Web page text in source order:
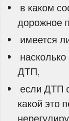
в каком
дорожное
имеется
ДТП,
если ДТП
какой это